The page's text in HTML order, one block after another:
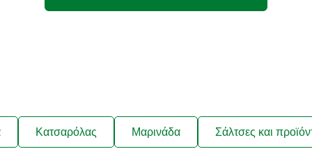
Κατσαρόλας Μαρινάδα Σάλτσες και